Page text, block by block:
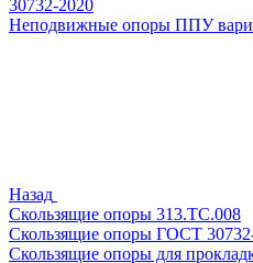
30732-2020
Неподвижные опоры ППУ
Назад
Скользящие опоры 313.ТС.008
Скользящие опоры ГОСТ
Скользящие опоры для